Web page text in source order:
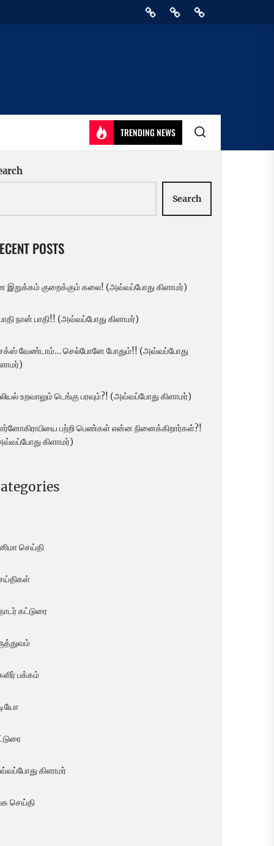
HomePrivacyAthirady
TRENDING NEWS
Search
POSTS
இறுக்கம் குறைக்கும் கலை! (அவ்வப்போது கிளாமர்)
நான் பாதி!! (அவ்வப்போது கிளாமர்)
வேண்டாம்… செல்போனே போதும்!! (அவ்வப்போது
உறவாலும் டெங்கு பரவும்?! (அவ்வப்போது கிளாமர்)
பற்றி பெண்கள் என்ன நினைக்கிறார்கள்?!
கிளாமர்)
செய்தி
கட்டுரை
பக்கம்
கிளாமர்
செய்தி